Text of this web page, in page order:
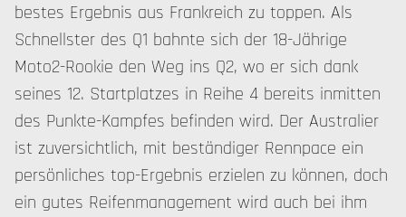
bestes Ergebnis aus Frankreich zu toppen. Als
Schnellster des Q1 bahnte sich der 18-Jährige
Moto2-Rookie den Weg ins Q2, wo er sich dank
seines 12. Startplatzes in Reihe 4 bereits inmitten
des Punkte-Kampfes befinden wird. Der Australier
ist zuversichtlich, mit beständiger Rennpace ein
persönliches top-Ergebnis erzielen zu können, doch
ein gutes Reifenmanagement wird auch bei ihm